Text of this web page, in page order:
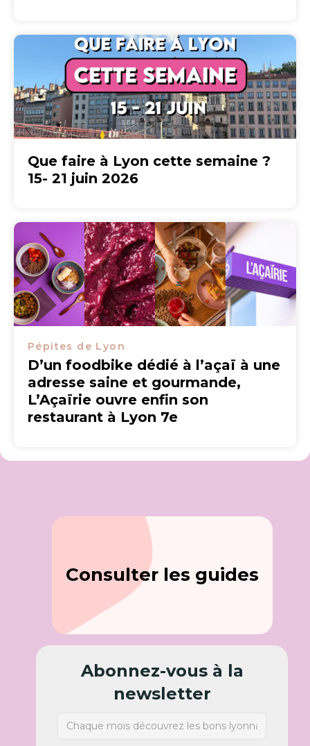
Que faire à Lyon cette semaine ?
15- 21 juin 2026
Pépites de Lyon
D’un foodbike dédié à l’açaï à une
adresse saine et gourmande,
L’Açaïrie ouvre enfin son
restaurant à Lyon 7e
Consulter les guides
Abonnez-vous à la
newsletter